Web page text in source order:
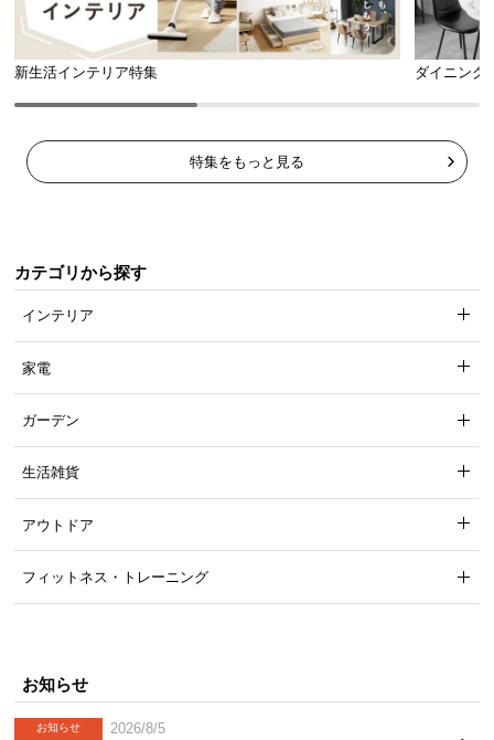
新生活インテリア特集 ダイニング
特集をもっと見る
カテゴリから探す
インテリア
家電
ガーデン
生活雑貨
アウトドア
フィットネス・トレーニング
お知らせ
お知らせ
2026/8/5